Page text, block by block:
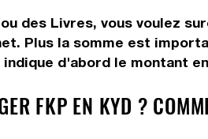
des Livres, vous voulez
Plus la somme est
d'abord le montant
FKP EN KYD ?